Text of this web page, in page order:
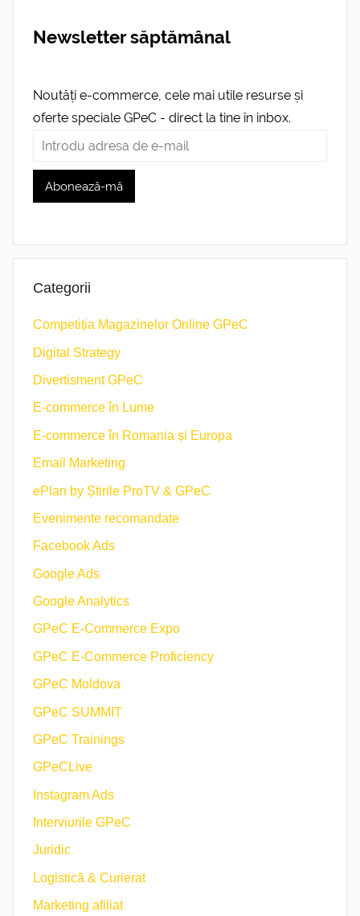
Newsletter săptămânal
Noutăți e-commerce, cele mai utile resurse și
oferte speciale GPeC - direct la tine în inbox.
Categorii
Competiția Magazinelor Online GPeC
Digital Strategy
Divertisment GPeC
E-commerce în Lume
E-commerce în Romania și Europa
Email Marketing
ePlan by Știrile ProTV & GPeC
Evenimente recomandate
Facebook Ads
Google Ads
Google Analytics
GPeC E-Commerce Expo
GPeC E-Commerce Proficiency
GPeC Moldova
GPeC SUMMIT
GPeC Trainings
GPeCLive
Instagram Ads
Interviurile GPeC
Juridic
Logistică & Curierat
Marketing afiliat